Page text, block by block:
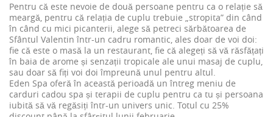
Pentru că este nevoie de două persoane pentru ca o relație să
meargă, pentru că relația de cuplu trebuie „stropita” din când
în când cu mici picanterii, alege să petreci sărbătoarea de
Sfântul Valentin într-un cadru romantic, ales doar de voi doi:
fie că este o masă la un restaurant, fie că alegeți să vă răsfățați
în baia de arome și senzații tropicale ale unui masaj de cuplu,
sau doar să fiți voi doi împreună unul pentru altul.
Eden Spa oferă în această perioadă un întreg meniu de
carduri cadou spa și terapii de cuplu pentru ca tu și persoana
iubită să vă regăsiți într-un univers unic. Totul cu 25%